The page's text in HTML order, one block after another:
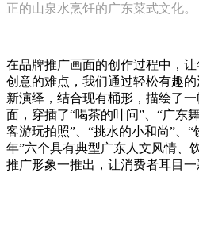
正的山泉水烹饪的广东菜式文化。
在品牌推广画面的创作过程中，
创意的难点，我们通过轻松有趣
新演绎，结合现有桶形，描绘了
面，穿插了“喝茶的叶问” “广东
客游玩拍照” “挑水的小和尚” “
年”六个具有典型广东人文风情、
推广形象一推出，让消费者耳目一